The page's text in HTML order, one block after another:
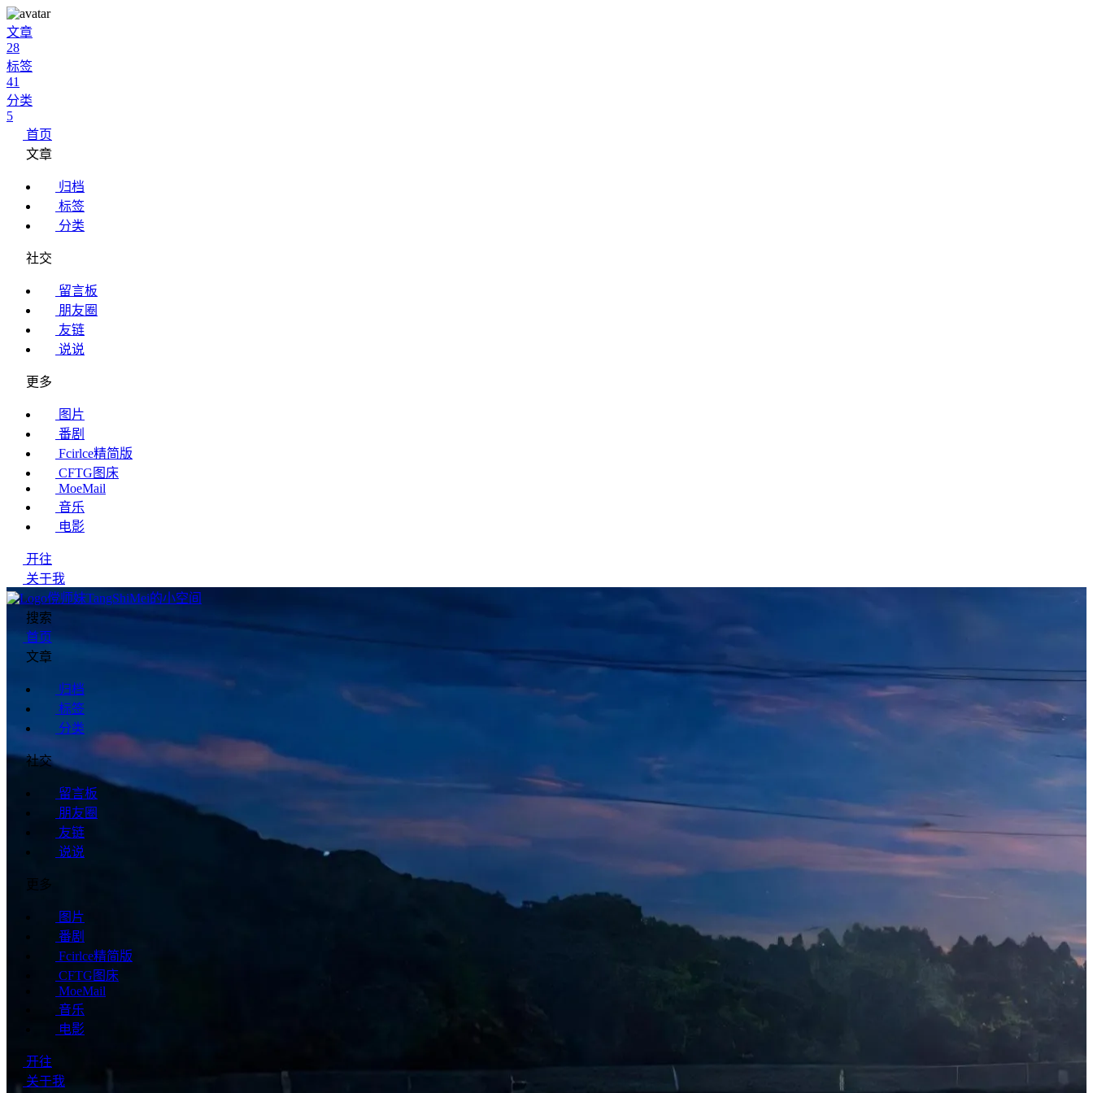
文章
28
标签
41
分类
5
首页
文章
归档
标签
分类
社交
留言板
朋友圈
友链
说说
更多
图片
番剧
Fcirlce精简版
CFTG图床
MoeMail
音乐
电影
开往
关于我
傥师妹TangShiMei的小空间
搜索
首页
文章
归档
标签
分类
社交
留言板
朋友圈
友链
说说
更多
图片
番剧
Fcirlce精简版
CFTG图床
MoeMail
音乐
电影
开往
关于我